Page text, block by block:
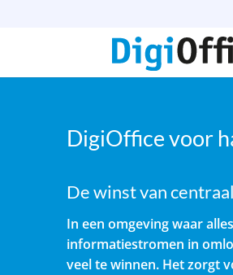
DigiOffice voor
De winst van
In een omgeving waar
informatiestromen in
veel te winnen. Het zorgt